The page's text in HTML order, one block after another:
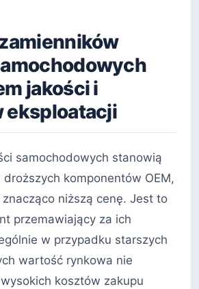
jakości i
eksploatacji
samochodowych stanowią
komponentów OEM,
niższą cenę. Jest to
przemawiający za ich
w przypadku starszych
wartość rynkowa nie
kosztów zakupu